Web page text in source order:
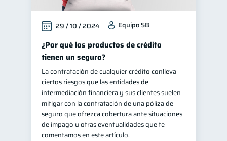
29 / 10 / 2024 Equipo SB
¿Por qué los productos de crédito
tienen un seguro?
La contratación de cualquier crédito conlleva
ciertos riesgos que las entidades de
intermediación financiera y sus clientes suelen
mitigar con la contratación de una póliza de
seguro que ofrezca cobertura ante situaciones
de impago u otras eventualidades que te
comentamos en este artículo.